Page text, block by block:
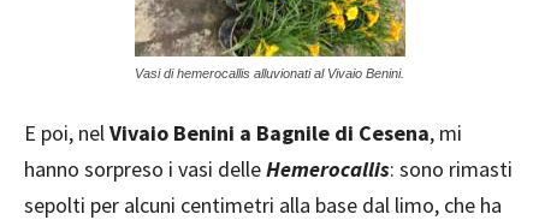
Vasi di hemerocallis alluvionati al Vivaio Benini.
E poi, nelVivaio Benini a Bagnile di Cesena, mi
hanno sorpreso i vasi delleHemerocallis: sono rimasti
sepolti per alcuni centimetri alla base dal limo, che ha